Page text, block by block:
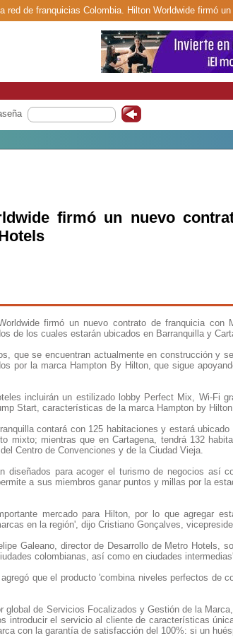
red de franquicias Colombia. Hilton Worldwide firmó
firmó un nuevo
firmó un nuevo contrato de franquicia con
de los cuales estarán ubicados en Barranquilla y
que se encuentran actualmente en construcción y
por la marca Hampton By Hilton, que sigue
incluirán un estilizado lobby Perfect Mix, Wi-Fi
Start, características de la marca Hampton by
contará con 125 habitaciones y estará
mixto; mientras que en Cartagena, tendrá 132
Centro de Convenciones y de la Ciudad Vieja.
diseñados para acoger el turismo de negocios así
a sus miembros ganar puntos y millas por la
mercado para Hilton, por lo que agregar
en la región', dijo Cristiano Gonçalves,
Galeano, director de Desarrollo de Metro Hotels,
colombianas, así como en ciudades
que el producto 'combina niveles perfectos de
global de Servicios Focalizados y Gestión de la
introducir el servicio al cliente de características
con la garantía de satisfacción del 100%: si un